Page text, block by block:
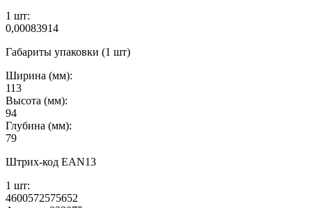
1 шт:
0,00083914
Габариты упаковки (1 шт)
Ширина (мм):
113
Высота (мм):
94
Глубина (мм):
79
Штрих-код EAN13
1 шт:
4600572575652